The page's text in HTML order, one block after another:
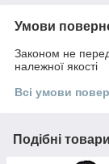
Умови
Законом не
належної якості
Всі умови
Подібні